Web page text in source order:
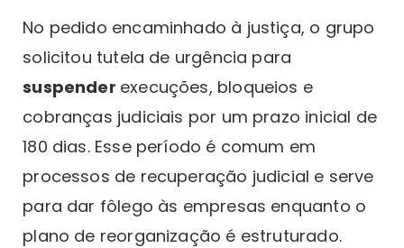
No pedido encaminhado à justiça, o grupo
solicitou tutela de urgência para
suspender execuções, bloqueios e
cobranças judiciais por um prazo inicial de
180 dias. Esse período é comum em
processos de recuperação judicial e serve
para dar fôlego às empresas enquanto o
plano de reorganização é estruturado.